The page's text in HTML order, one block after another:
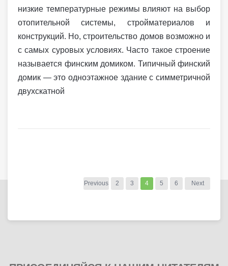
низкие температурные режимы влияют на выбор
отопительной системы, стройматериалов и
конструкций. Но, строительство домов возможно и
с самых суровых условиях. Часто такое строение
называется финским домиком. Типичный финский
домик — это одноэтажное здание с симметричной
двухскатной
Previous 2 3 4 5 6 Next